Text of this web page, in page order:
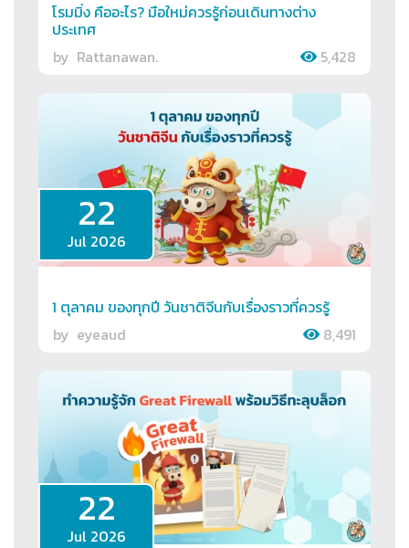
โรมมิ่ง คืออะไร? มือใหม่ควรรู้ก่อนเดินทางต่าง
ประเทศ
by Rattanawan. 5,428
22
Jul 2026
1 ตุลาคม ของทุกปี วันชาติจีนกับเรื่องราวที่ควรรู้
by eyeaud 8,491
22
Jul 2026